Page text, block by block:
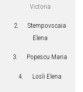
Victoria
2. Stempovscaia
Elena
3. Popescu Maria
4. Losîi Elena